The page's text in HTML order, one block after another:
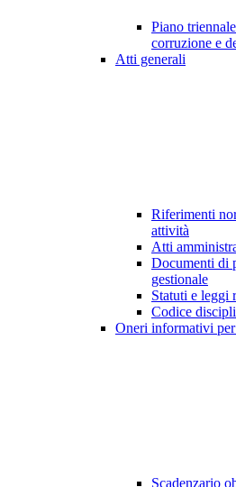
Piano
corruzione e
Atti generali
Riferimenti
attività
Atti
Documenti di
gestionale
Statuti e leggi
Codice
Oneri informativi
Scadenzario